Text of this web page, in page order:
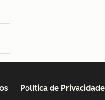
Política de Privacidade